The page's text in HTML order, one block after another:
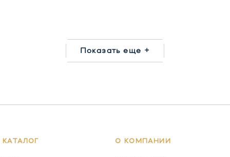
Показать еще +
КАТАЛОГ О КОМПАНИИ